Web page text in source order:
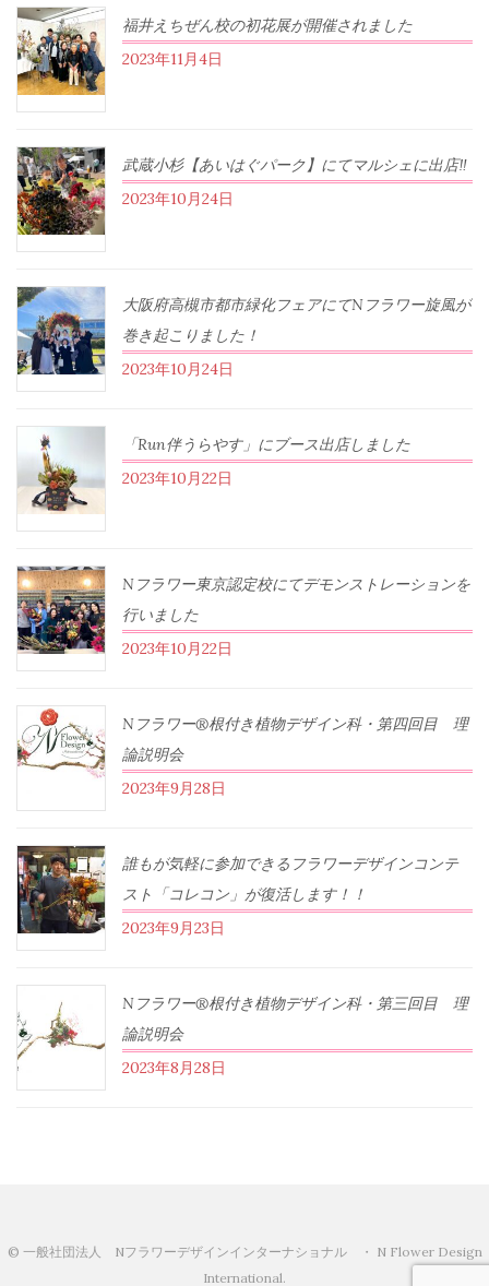
福井えちぜん校の初花展が開催されました
2023年11月4日
武蔵小杉【あいはぐパーク】にてマルシェに出店‼︎
2023年10月24日
大阪府高槻市都市緑化フェアにてNフラワー旋風が
巻き起こりました！
2023年10月24日
「Run伴うらやす」にブース出店しました
2023年10月22日
Nフラワー東京認定校にてデモンストレーションを
行いました
2023年10月22日
Nフラワー®根付き植物デザイン科・第四回目 理
論説明会
2023年9月28日
誰もが気軽に参加できるフラワーデザインコンテ
スト「コレコン」が復活します！！
2023年9月23日
Nフラワー®根付き植物デザイン科・第三回目 理
論説明会
2023年8月28日
© 一般社団法人 Nフラワーデザインインターナショナル ・ N Flower Design
International.